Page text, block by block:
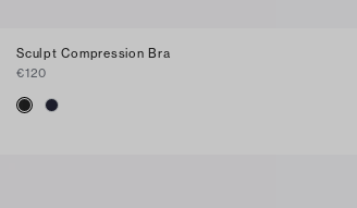
Sculpt Compression Bra
€120